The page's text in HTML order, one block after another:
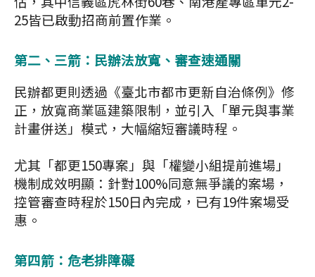
25皆已啟動招商前置作業。
第二、三箭：民辦法放寬、審查速通關
民辦都更則透過《臺北市都市更新自治條例》修
正，放寬商業區建築限制，並引入「單元與事業
計畫併送」模式，大幅縮短審議時程。
尤其「都更150專案」與「權變小組提前進場」
機制成效明顯：針對100%同意無爭議的案場，
控管審查時程於150日內完成，已有19件案場受
惠。
第四箭：危老排障礙